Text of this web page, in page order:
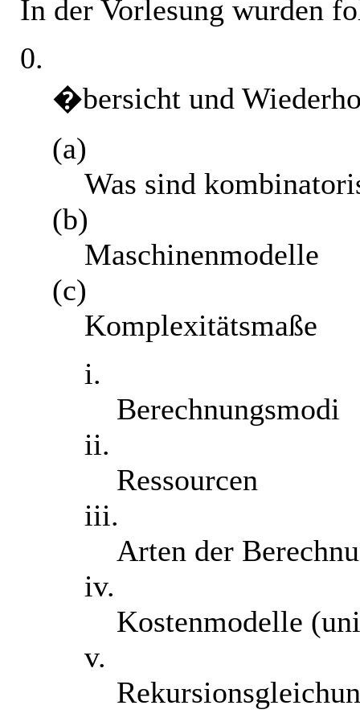
In der Vorlesung wurden
0.
�bersicht und
(a)
Was sind
(b)
Maschinenmodelle
(c)
Komplexitätsmaße
i.
Berechnungsmodi
ii.
Ressourcen
iii.
Arten der
iv.
Kostenmodelle
v.